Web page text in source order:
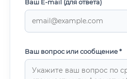
Ваш E-mail (для ответа)
Ваш вопрос или сообщение *